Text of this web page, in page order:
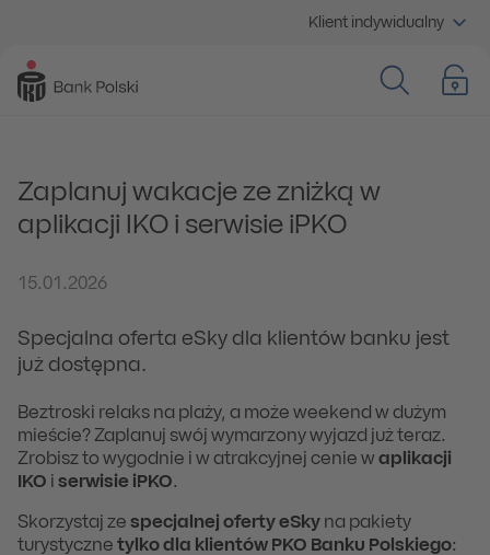
Klient indywidualny
Zaplanuj wakacje ze zniżką w
aplikacji IKO i serwisie iPKO
15.01.2026
Specjalna oferta eSky dla klientów banku jest
już dostępna.
Beztroski relaks na plaży, a może weekend w dużym
mieście? Zaplanuj swój wymarzony wyjazd już teraz.
Zrobisz to wygodnie i w atrakcyjnej cenie w aplikacji
IKO
serwisie iPKO.
Skorzystaj ze specjalnej oferty eSky na pakiety
turystyczne tylko dla klientów PKO Banku Polskiego: